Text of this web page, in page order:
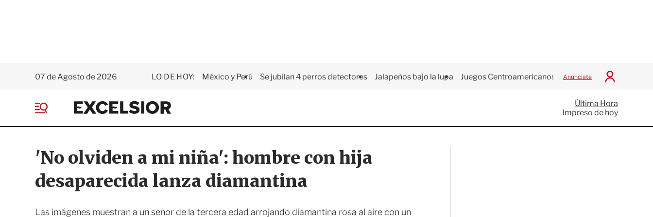
07 de Agosto de 2026 LO DE HOY: México y Perú Se jubilan 4 perros detectores Jalapeños bajo la lupa Juegos Centroamericanos Anúnciate
I
c
i
a
E
x
e
s
i
o
r
e
Última Hora
Impreso de hoy
'No olviden a mi niña': hombre con hija
desaparecida lanza diamantina
Las imágenes muestran a un señor de la tercera edad arrojando diamantina rosa al aire con un